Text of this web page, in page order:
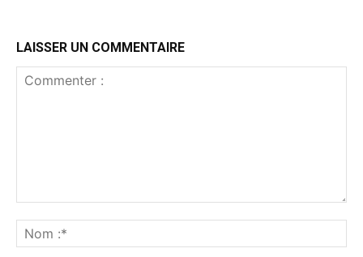
LAISSER UN COMMENTAIRE